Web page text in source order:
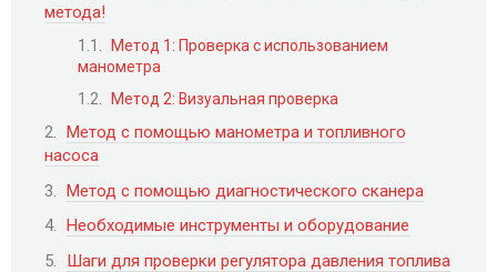
метода!
Метод 1: Проверка с использованием
манометра
Метод 2: Визуальная проверка
Метод с помощью манометра и топливного
насоса
Метод с помощью диагностического сканера
Необходимые инструменты и оборудование
Шаги для проверки регулятора давления топлива